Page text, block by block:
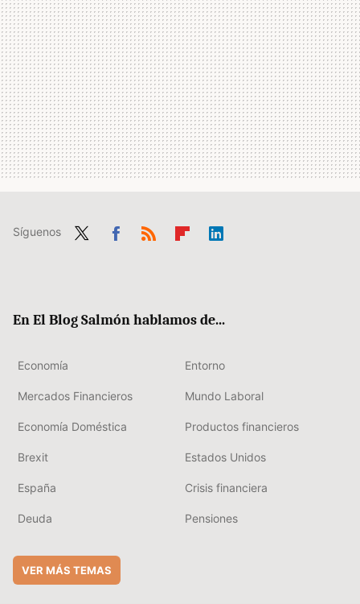
Síguenos
En El Blog Salmón hablamos de...
Economía Entorno
Mercados Financieros Mundo Laboral
Economía Doméstica Productos financieros
Brexit Estados Unidos
España Crisis financiera
Deuda Pensiones
VER MÁS TEMAS